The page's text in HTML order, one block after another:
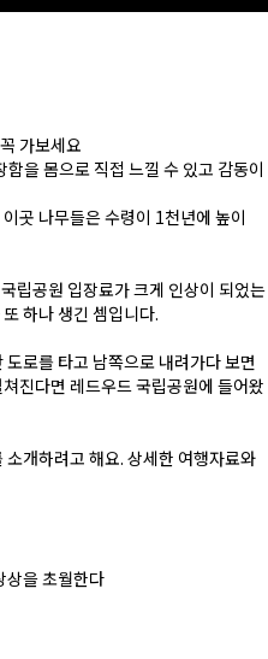
가보세요
을 몸으로 직접 느낄 수 있고 감동이
곳 나무들은 수령이 1천년에 높이
립공원 입장료가 크게 인상이 되었는
하나 생긴 셈입니다.
로를 타고 남쪽으로 내려가다 보면
진다면 레드우드 국립공원에 들어왔
개하려고 해요. 상세한 여행자료와
상을 초월한다